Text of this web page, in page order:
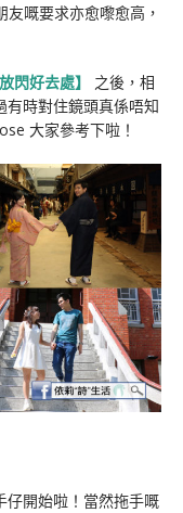
嘅要求亦愈嚟愈高，
閃好去處】
之後，相
有時對住鏡頭真係唔知
大家參考下啦！
仔開始啦！當然拖手嘅